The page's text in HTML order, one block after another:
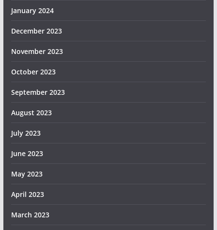
January 2024
December 2023
November 2023
October 2023
September 2023
August 2023
July 2023
June 2023
May 2023
April 2023
March 2023